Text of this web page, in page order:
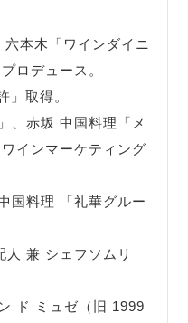
本木「ワインダイニ
ロデュース。
」取得。
、赤坂 中国料理「メ
インマーケティング
国料理 「礼華グルー
人 兼 シェフソムリ
ド ミュゼ（旧 1999